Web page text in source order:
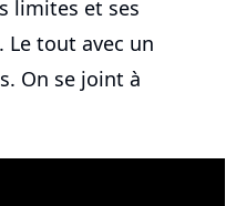
limites et ses
tout avec un
On se joint à